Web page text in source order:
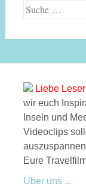
Suche nach:
Liebe
wir euch
Inseln und
Videoclips
Eure
Über uns ...